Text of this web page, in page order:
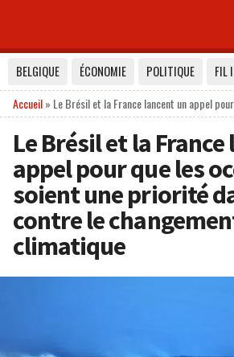
BELGIQUE ÉCONOMIE POLITIQUE FIL
Accueil» Le Brésil et la France lancent un appel
Le Brésil et la
appel pour que les
soient une priorité
contre le
climatique